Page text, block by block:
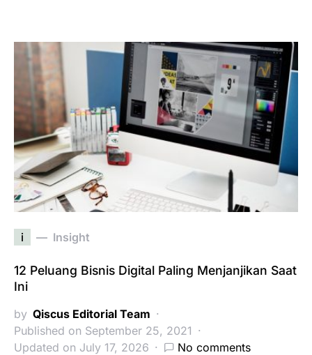
i Insight
12 Peluang Bisnis Digital Paling Menjanjikan Saat
Ini
by Qiscus Editorial Team
Published on September 25, 2021
Updated on July 17, 2026
No comments